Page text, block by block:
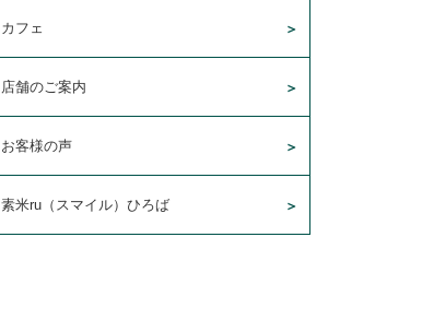
カフェ
店舗のご案内
お客様の声
素米ru（スマイル）ひろば